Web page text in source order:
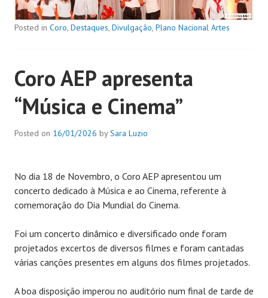
Posted in Coro Destaques Divulgação Plano Nacional Artes
Coro AEP apresenta
“Música e Cinema”
Posted on 16/01/2026 bySara Luzio
No dia 18 de Novembro, o Coro AEP apresentou um
concerto dedicado à Música e ao Cinema, referente à
comemoração do Dia Mundial do Cinema.
Foi um concerto dinâmico e diversificado onde foram
projetados excertos de diversos filmes e foram cantadas
várias canções presentes em alguns dos filmes projetados.
A boa disposição imperou no auditório num final de tarde de